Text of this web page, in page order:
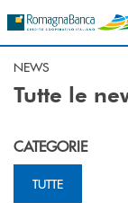
NEWS
Tutte le
CATEGORIE
TUTTE